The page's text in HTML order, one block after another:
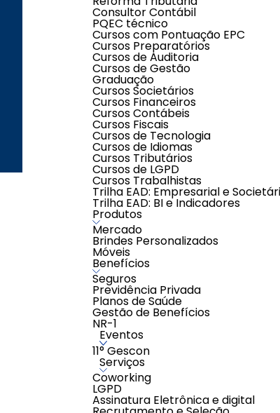
Consultor Contábil
PQEC técnico
Cursos com Pontuação EPC
Cursos Preparatórios
Cursos de Auditoria
Cursos de Gestão
Graduação
Cursos Societários
Cursos Financeiros
Cursos Contábeis
Cursos Fiscais
Cursos de Tecnologia
Cursos de Idiomas
Cursos Tributários
Cursos de LGPD
Cursos Trabalhistas
Trilha EAD: Empresarial e
Trilha EAD: BI e Indicadores
Produtos
Mercado
Brindes Personalizados
Móveis
Benefícios
Seguros
Previdência Privada
Planos de Saúde
Gestão de Benefícios
NR-1
Eventos
11° Gescon
Serviços
Coworking
LGPD
Assinatura Eletrônica e digital
feira das 08h00 às
Sábados das 08h00
(exceto feriados)
Criação e